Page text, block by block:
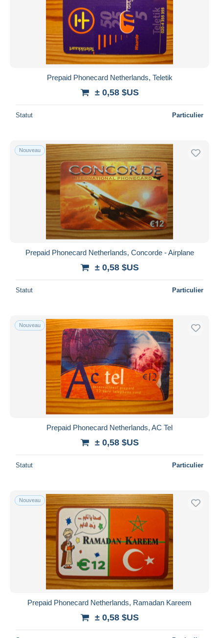
Prepaid Phonecard Netherlands, Teletik
± 0,58 $US
Statut Particulier
Nouveau
Prepaid Phonecard Netherlands, Concorde - Airplane
± 0,58 $US
Statut Particulier
Nouveau
Prepaid Phonecard Netherlands, AC Tel
± 0,58 $US
Statut Particulier
Nouveau
Prepaid Phonecard Netherlands, Ramadan Kareem
± 0,58 $US